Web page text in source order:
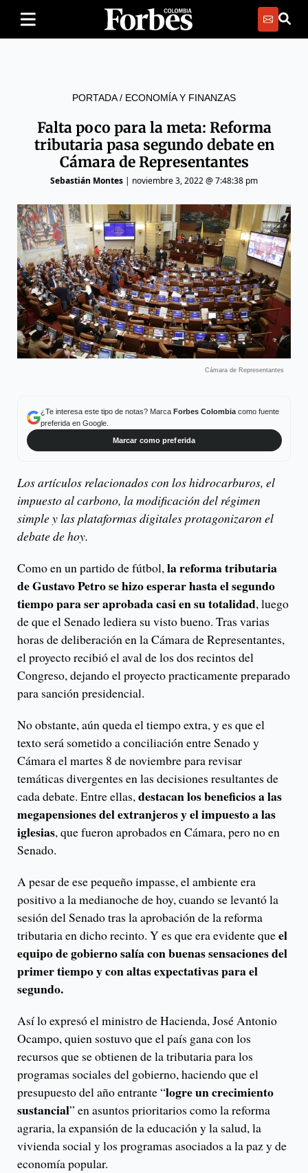
PORTADA/ ECONOMÍA Y FINANZAS
Falta poco para la meta: Reforma
tributaria pasa segundo debate en
Cámara de Representantes
Sebastián Montes | noviembre 3, 2022 @ 7:48:38 pm
Cámara de Representantes
¿Te interesa este tipo de notas? Marca Forbes Colombiacomo fuente
preferida en Google.
Marcar como preferida
Los artículos relacionados con los hidrocarburos, el
impuesto al carbono, la modificación del régimen
simple y las plataformas digitales protagonizaron el
debate de hoy.
Como en un partido de fútbol,la reforma tributaria
de Gustavo Petro se hizo esperar hasta el segundo
tiempo para ser aprobada casi en su totalidad, luego
de que el Senado lediera su visto bueno. Tras varias
horas de deliberación en la Cámara de Representantes,
el proyecto recibió el aval de los dos recintos del
Congreso, dejando el proyecto practicamente preparado
para sanción presidencial.
No obstante, aún queda el tiempo extra, y es que el
texto será sometido a conciliación entre Senado y
Cámara el martes 8 de noviembre para revisar
temáticas divergentes en las decisiones resultantes de
cada debate. Entre ellas,destacan los beneficios a las
megapensiones del extranjeros y el impuesto a las
iglesias, que fueron aprobados en Cámara, pero no en
Senado.
A pesar de ese pequeño impasse, el ambiente era
positivo a la medianoche de hoy, cuando se levantó la
sesión del Senado tras la aprobación de la reforma
tributaria en dicho recinto. Y es que era evidente queel
equipo de gobierno salía con buenas sensaciones del
primer tiempo y con altas expectativas para el
segundo.
Así lo expresó el ministro de Hacienda, José Antonio
Ocampo, quien sostuvo que el país gana con los
recursos que se obtienen de la tributaria para los
programas sociales del gobierno, haciendo que el
presupuesto del año entrante “logre un crecimiento
sustancial” en asuntos prioritarios como la reforma
agraria, la expansión de la educación y la salud, la
vivienda social y los programas asociados a la paz y de
economía popular.